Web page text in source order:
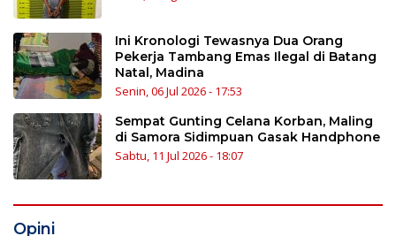
Ini Kronologi Tewasnya Dua Orang
Pekerja Tambang Emas Ilegal di Batang
Natal, Madina
Senin, 06 Jul 2026 - 17:53
Sempat Gunting Celana Korban, Maling
di Samora Sidimpuan Gasak Handphone
Sabtu, 11 Jul 2026 - 18:07
Opini